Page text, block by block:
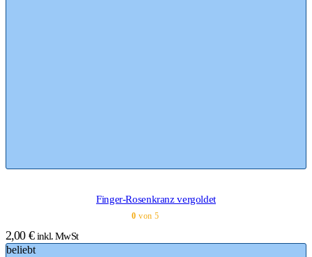
Finger-Rosenkranz vergoldet
0 von 5
2,00 € inkl. MwSt
beliebt